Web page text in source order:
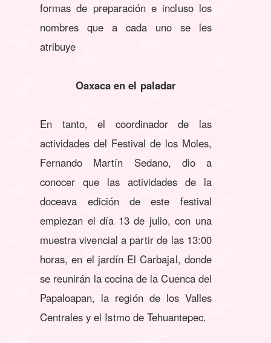
formas de preparación e incluso los
nombres que a cada uno se les
atribuye
Oaxaca en el paladar
En tanto, el coordinador de las
actividades del Festival de los Moles,
Fernando Martín Sedano, dio a
conocer que las actividades de la
doceava edición de este festival
empiezan el día 13 de julio, con una
muestra vivencial a partir de las 13:00
horas, en el jardín El Carbajal, donde
se reunirán la cocina de la Cuenca del
Papaloapan, la región de los Valles
Centrales y el Istmo de Tehuantepec.